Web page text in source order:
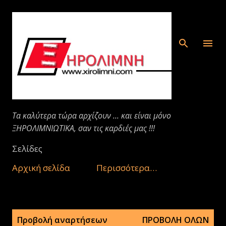
Μετάβαση στο κύριο περιεχόμενο
Τα καλύτερα τώρα αρχίζουν ... και είναι μόνο
ΞΗΡΟΛΙΜΝΙΩΤΙΚΑ, σαν τις καρδιές μας !!!
Σελίδες
Αρχική σελίδα
Περισσότερα…
Προβολή αναρτήσεων
ΠΡΟΒΟΛΉ ΌΛΩΝ